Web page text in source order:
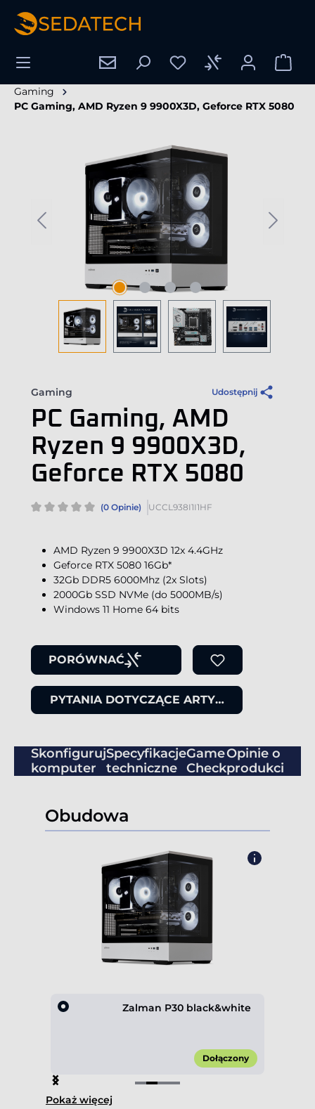
zawartości
Gaming
PC Gaming, AMD Ryzen 9 9900X3D, Geforce RTX 5080
Gaming Udostępnij
PC Gaming, AMD
Ryzen 9 9900X3D,
Geforce RTX 5080
(0 Opinie) UCCL938I1I1HF
AMD Ryzen 9 9900X3D 12x 4.4GHz
Geforce RTX 5080 16Gb*
32Gb DDR5 6000Mhz (2x Slots)
2000Gb SSD NVMe (do 5000MB/s)
Windows 11 Home 64 bits
PORÓWNAĆ
PYTANIA DOTYCZĄCE ARTYKUŁU
Skonfiguruj
komputer
Specyfikacje
techniczne
Game
Check
Opinie o
produkcie
Obudowa
Zalman P30 black&white
Dołączony
Item
2Pokaż więcej